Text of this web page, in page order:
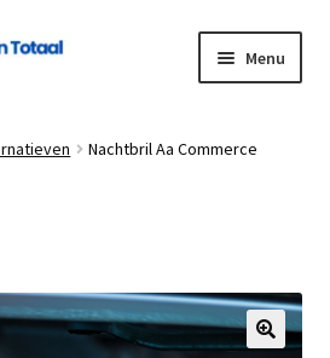
Menu
Nachtbril Aa Commerce